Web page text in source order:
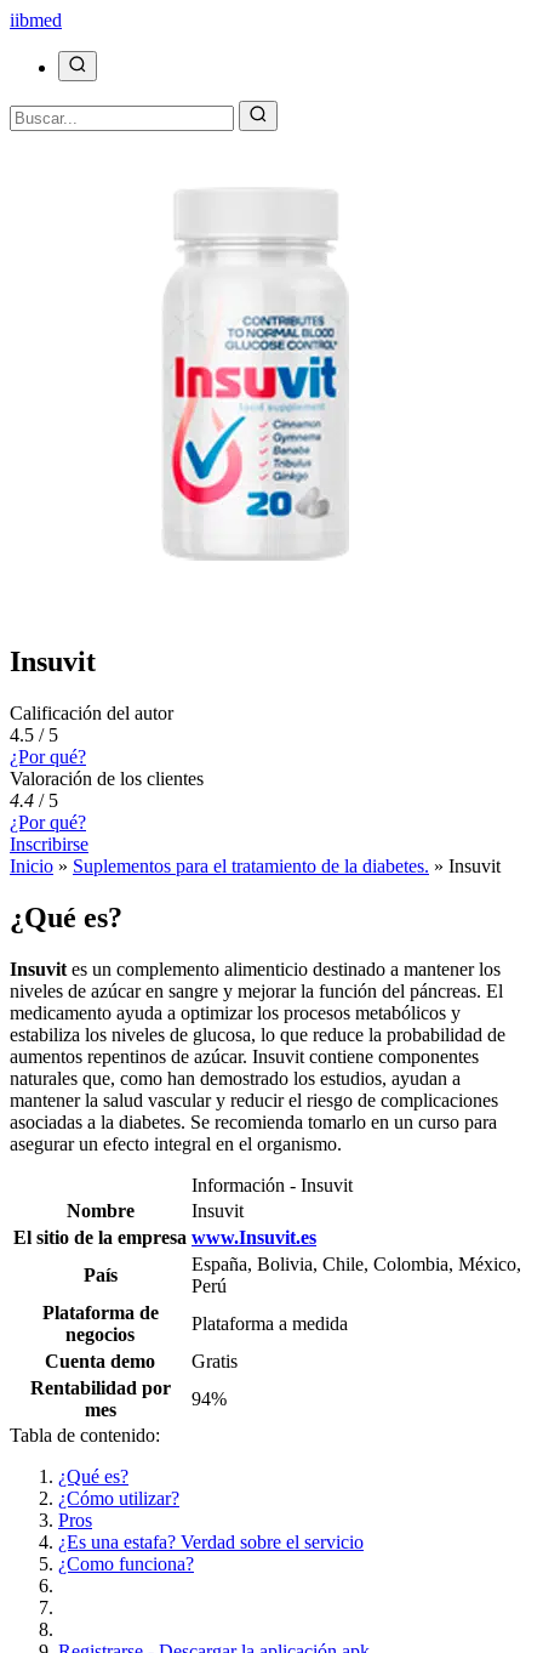
iibmed
Insuvit
Calificación del autor
4.5 / 5
¿Por qué?
Valoración de los clientes
4.4 / 5
¿Por qué?
Inscribirse
Inicio » Suplementos para el tratamiento de la diabetes. » Insuvit
¿Qué es?
Insuvit es un complemento alimenticio destinado a mantener los
niveles de azúcar en sangre y mejorar la función del páncreas. El
medicamento ayuda a optimizar los procesos metabólicos y
estabiliza los niveles de glucosa, lo que reduce la probabilidad de
aumentos repentinos de azúcar. Insuvit contiene componentes
naturales que, como han demostrado los estudios, ayudan a
mantener la salud vascular y reducir el riesgo de complicaciones
asociadas a la diabetes. Se recomienda tomarlo en un curso para
asegurar un efecto integral en el organismo.
Información - Insuvit
Nombre
Insuvit
El sitio de la empresa www.Insuvit.es
País
España, Bolivia, Chile, Colombia, México,
Perú
Plataforma de
negocios
Plataforma a medida
Cuenta demo
Gratis
Rentabilidad por
mes
94%
Tabla de contenido:
¿Qué es?
¿Cómo utilizar?
Pros
¿Es una estafa? Verdad sobre el servicio
¿Como funciona?